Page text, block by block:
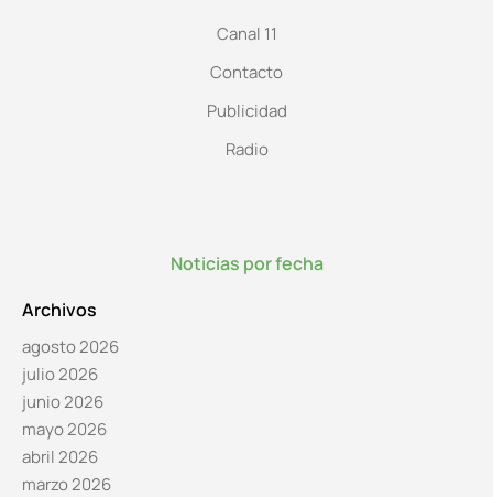
Canal 11
Contacto
Publicidad
Radio
Noticias por fecha
Archivos
agosto 2026
julio 2026
junio 2026
mayo 2026
abril 2026
marzo 2026